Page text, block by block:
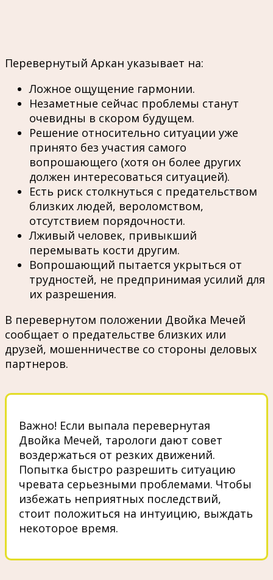
Перевернутый Аркан указывает на:
Ложное ощущение гармонии.
Незаметные сейчас проблемы станут
очевидны в скором будущем.
Решение относительно ситуации уже
принято без участия самого
вопрошающего (хотя он более других
должен интересоваться ситуацией).
Есть риск столкнуться с предательством
близких людей, вероломством,
отсутствием порядочности.
Лживый человек, привыкший
перемывать кости другим.
Вопрошающий пытается укрыться от
трудностей, не предпринимая усилий для
их разрешения.
В перевернутом положении Двойка Мечей
сообщает о предательстве близких или
друзей, мошенничестве со стороны деловых
партнеров.
Важно! Если выпала перевернутая
Двойка Мечей, тарологи дают совет
воздержаться от резких движений.
Попытка быстро разрешить ситуацию
чревата серьезными проблемами. Чтобы
избежать неприятных последствий,
стоит положиться на интуицию, выждать
некоторое время.